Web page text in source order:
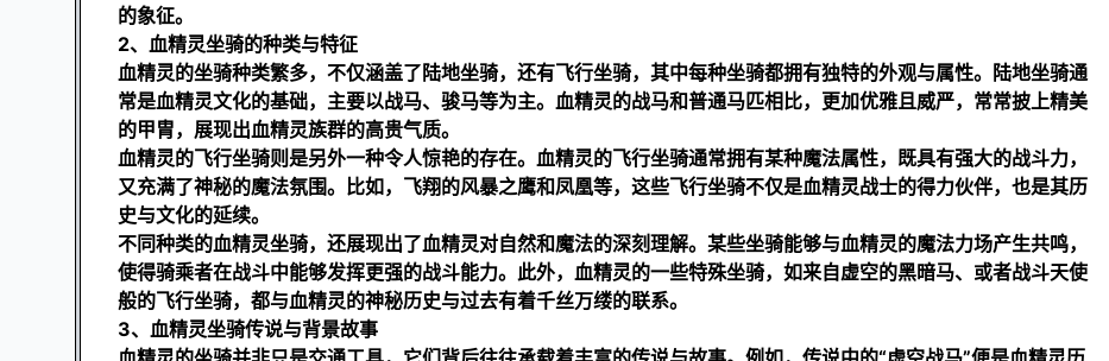
的象征。
2、血精灵坐骑的种类与特征
血精灵的坐骑种类繁多，不仅涵盖了陆地坐骑，还有飞行坐骑，其中每种坐骑都拥有独特的外观与属性。陆地坐骑通
常是血精灵文化的基础，主要以战马、骏马等为主。血精灵的战马和普通马匹相比，更加优雅且威严，常常披上精美
的甲胄，展现出血精灵族群的高贵气质。
血精灵的飞行坐骑则是另外一种令人惊艳的存在。血精灵的飞行坐骑通常拥有某种魔法属性，既具有强大的战斗力，
又充满了神秘的魔法氛围。比如，飞翔的风暴之鹰和凤凰等，这些飞行坐骑不仅是血精灵战士的得力伙伴，也是其历
史与文化的延续。
不同种类的血精灵坐骑，还展现出了血精灵对自然和魔法的深刻理解。某些坐骑能够与血精灵的魔法力场产生共鸣，
使得骑乘者在战斗中能够发挥更强的战斗能力。此外，血精灵的一些特殊坐骑，如来自虚空的黑暗马、或者战斗天使
般的飞行坐骑，都与血精灵的神秘历史与过去有着千丝万缕的联系。
3、血精灵坐骑传说与背景故事